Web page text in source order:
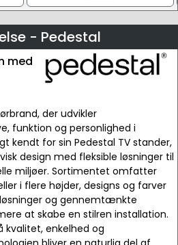
- Pedestal
med
der udvikler
funktion og personlighed i
kendt for sin Pedestal TV stander,
design med fleksible løsninger til
miljøer. Sortimentet omfatter
i flere højder, designs og farver
og gennemtænkte
at skabe en stilren installation.
kvalitet, enkelhed og